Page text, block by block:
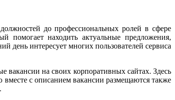
до профессиональных ролей в сфере
помогает находить актуальные предложения,
день интересует многих пользователей сервиса
вакансии на своих корпоративных сайтах. Здесь
вместе с описанием вакансии размещаются также